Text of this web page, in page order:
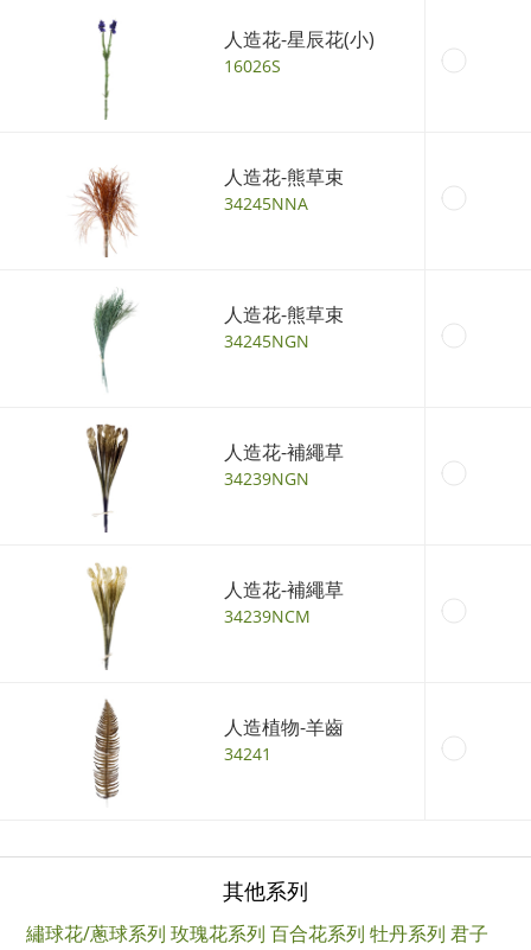
人造花-星辰花(小)
16026S
人造花-熊草束
34245NNA
人造花-熊草束
34245NGN
人造花-補繩草
34239NGN
人造花-補繩草
34239NCM
人造植物-羊齒
34241
其他系列
繡球花/蔥球系列 玫瑰花系列 百合花系列 牡丹系列 君子